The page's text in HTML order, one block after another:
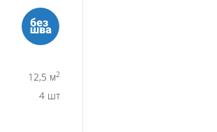
12,5 м2
4 шт